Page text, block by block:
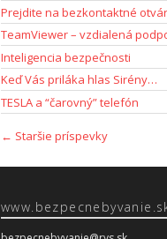
Prejdite na bezkontaktné
TeamViewer – vzdialená
Inteligencia bezpečnosti
Keď Vás priláka hlas Sirény…
TESLA a “čarovný” telefón
← Staršie príspevky